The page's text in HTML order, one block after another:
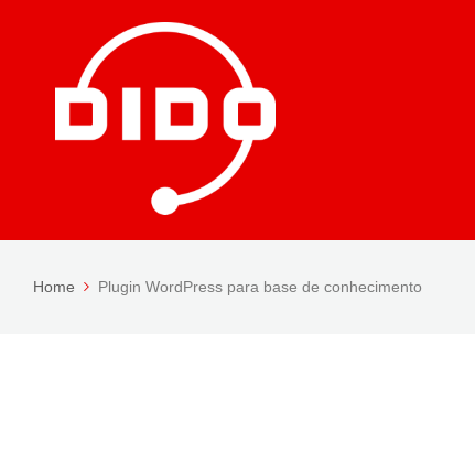
Home Plugin WordPress para base de conhecimento